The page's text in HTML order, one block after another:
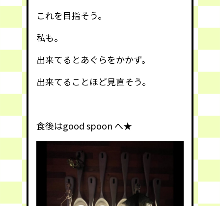
これを目指そう。
私も。
出来てるとあぐらをかかず。
出来てることほど見直そう。
食後はgood spoon へ★